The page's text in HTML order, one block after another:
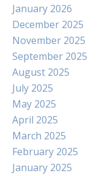
January 2026
December 2025
November 2025
September 2025
August 2025
July 2025
May 2025
April 2025
March 2025
February 2025
January 2025